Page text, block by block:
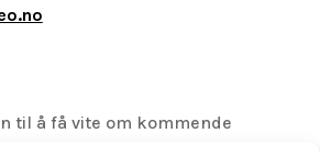
til å få vite om kommende